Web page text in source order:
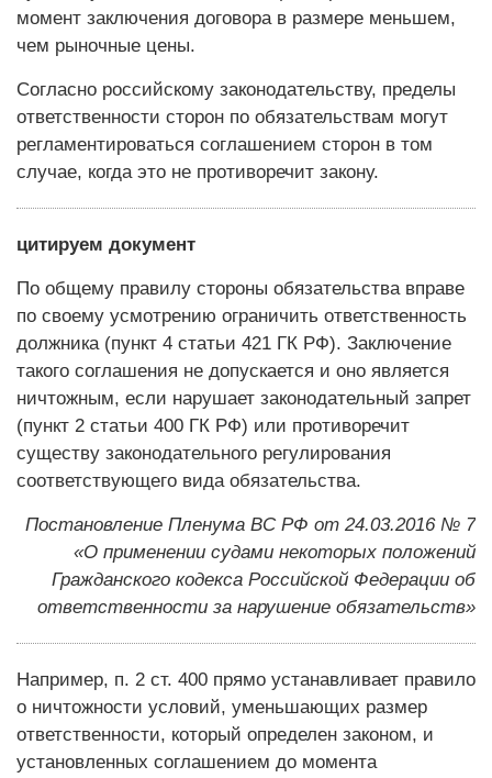
момент заключения договора в размере меньшем,
чем рыночные цены.
Согласно российскому законодательству, пределы
ответственности сторон по обязательствам могут
регламентироваться соглашением сторон в том
случае, когда это не противоречит закону.
цитируем документ
По общему правилу стороны обязательства вправе
по своему усмотрению ограничить ответственность
должника (пункт 4 статьи 421 ГК РФ). Заключение
такого соглашения не допускается и оно является
ничтожным, если нарушает законодательный запрет
(пункт 2 статьи 400 ГК РФ) или противоречит
существу законодательного регулирования
соответствующего вида обязательства.
Постановление Пленума ВС РФ от 24.03.2016 № 7
«О применении судами некоторых положений
Гражданского кодекса Российской Федерации об
ответственности за нарушение обязательств»
Например, п. 2 ст. 400 прямо устанавливает правило
о ничтожности условий, уменьшающих размер
ответственности, который определен законом, и
установленных соглашением до момента